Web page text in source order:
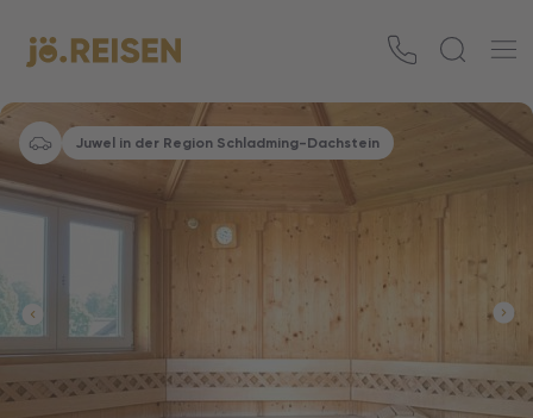
Juwel in der Region Schladming-Dachstein